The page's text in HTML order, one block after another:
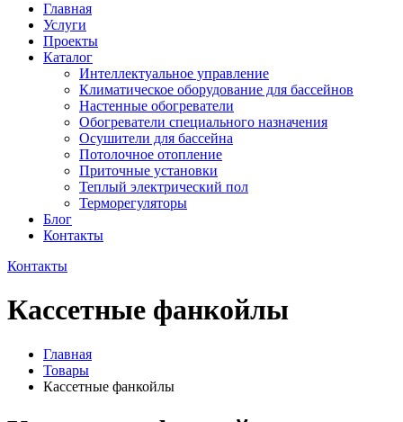
Главная
Услуги
Проекты
Каталог
Интеллектуальное управление
Климатическое оборудование для бассейнов
Настенные обогреватели
Обогреватели специального назначения
Осушители для бассейна
Потолочное отопление
Приточные установки
Теплый электрический пол
Терморегуляторы
Блог
Контакты
Контакты
Кассетные фанкойлы
Главная
Товары
Кассетные фанкойлы